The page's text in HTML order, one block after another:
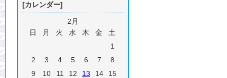
[カレンダー]
2月
日
月 火 水 木 金
土
1
2
3 4 5 6 7
8
9
10 11 12 13 14
15